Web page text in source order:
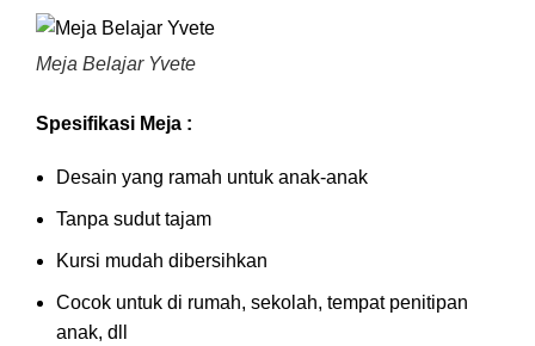
Meja Belajar Yvete
Spesifikasi Meja :
Desain yang ramah untuk anak-anak
Tanpa sudut tajam
Kursi mudah dibersihkan
Cocok untuk di rumah, sekolah, tempat penitipan
anak, dll